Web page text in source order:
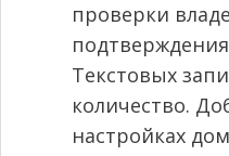
проверки
Текстовых
количество.
настройках